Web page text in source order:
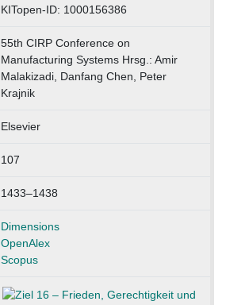
KITopen-ID: 1000156386
55th CIRP Conference on
Manufacturing Systems Hrsg.: Amir
Malakizadi, Danfang Chen, Peter
Krajnik
Elsevier
107
1433–1438
Dimensions
OpenAlex
Scopus